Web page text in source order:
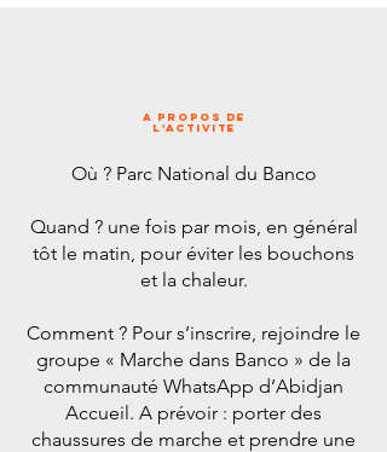
A PROPOS de
l'ACTIVITE
Où ? Parc National du Banco
Quand ? une fois par mois, en général
tôt le matin, pour éviter les bouchons
et la chaleur.
Comment ? Pour s’inscrire, rejoindre le
groupe « Marche dans Banco » de la
communauté WhatsApp d’Abidjan
Accueil. A prévoir : porter des
chaussures de marche et prendre une